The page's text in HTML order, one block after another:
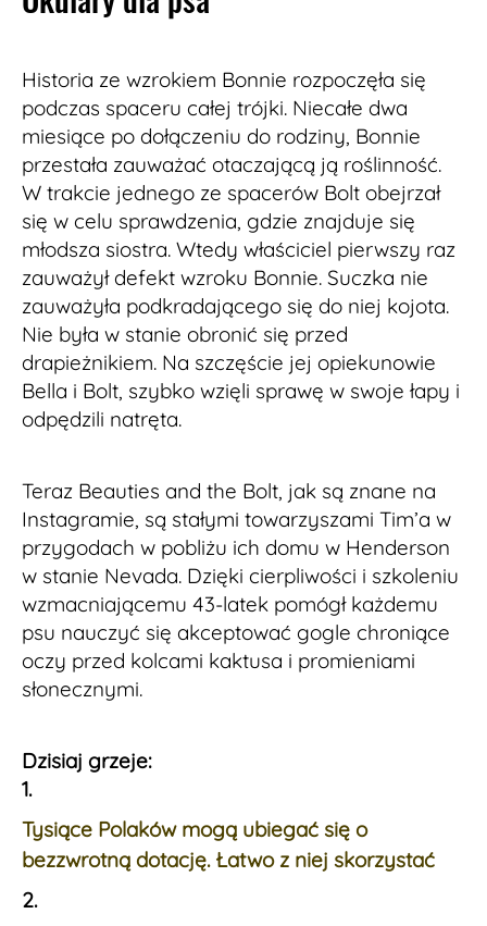
Historia ze wzrokiem Bonnie rozpoczęła się
podczas spaceru całej trójki. Niecałe dwa
miesiące po dołączeniu do rodziny, Bonnie
przestała zauważać otaczającą ją roślinność.
W trakcie jednego ze spacerów Bolt obejrzał
się w celu sprawdzenia, gdzie znajduje się
młodsza siostra. Wtedy właściciel pierwszy raz
zauważył defekt wzroku Bonnie. Suczka nie
zauważyła podkradającego się do niej kojota.
Nie była w stanie obronić się przed
drapieżnikiem. Na szczęście jej opiekunowie
Bella i Bolt, szybko wzięli sprawę w swoje łapy i
odpędzili natręta.
Teraz Beauties and the Bolt, jak są znane na
Instagramie, są stałymi towarzyszami Tim’a w
przygodach w pobliżu ich domu w Henderson
w stanie Nevada. Dzięki cierpliwości i szkoleniu
wzmacniającemu 43-latek pomógł każdemu
psu nauczyć się akceptować gogle chroniące
oczy przed kolcami kaktusa i promieniami
słonecznymi.
Dzisiaj grzeje:
1.
Tysiące Polaków mogą ubiegać się o
bezzwrotną dotację. Łatwo z niej skorzystać
2.